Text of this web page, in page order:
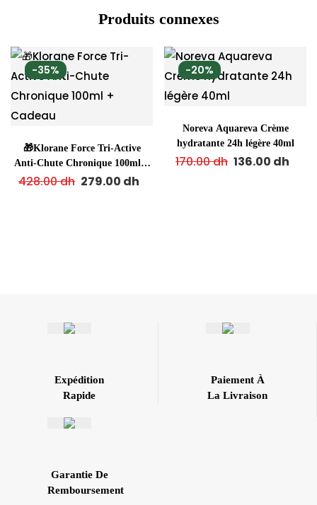
Produits connexes
-35%
🎁Klorane Force Tri-Active
Anti-Chute Chronique 100ml +
Cadeau
428.00dh 279.00 dh
-20%
Noreva Aquareva Crème
hydratante 24h légère 40ml
170.00dh 136.00 dh
Paiement À
La Livraison
Expédition
Rapide
Garantie De
Remboursement